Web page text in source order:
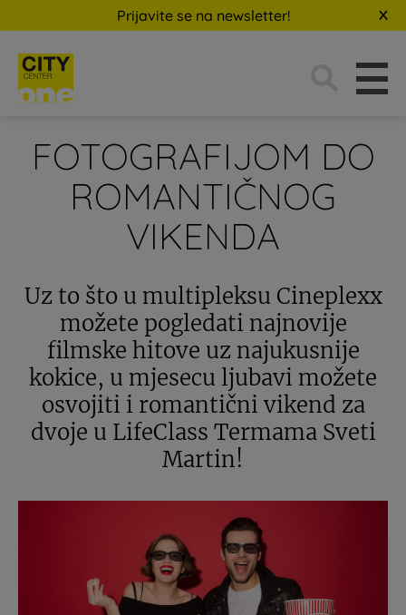
Prijavite se na newsletter!
FOTOGRAFIJOM DO
ROMANTIČNOG
VIKENDA
Uz to što u multipleksu Cineplexx
možete pogledati najnovije
filmske hitove uz najukusnije
kokice, u mjesecu ljubavi možete
osvojiti i romantični vikend za
dvoje u LifeClass Termama Sveti
Martin!